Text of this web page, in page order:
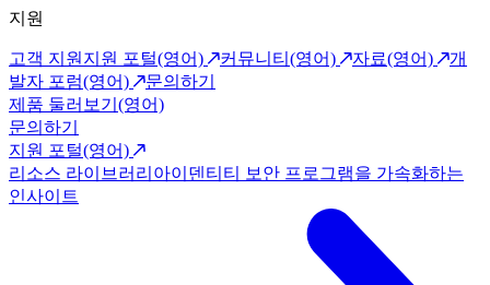
지원
고객 지원 지원 포털(영어) 커뮤니티(영어) 자료(영어)
개
발자 포럼(영어)
문의하기
제품 둘러보기(영어)
문의하기
지원 포털(영어)
리소스 라이브러리 아이덴티티 보안 프로그램을 가속화하는
인사이트